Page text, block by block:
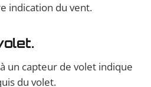
indication du vent.
un capteur de volet indique
du volet.